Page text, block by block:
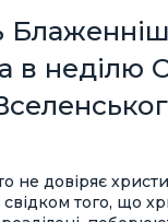
в неділю
не довіряє
свідком того, що